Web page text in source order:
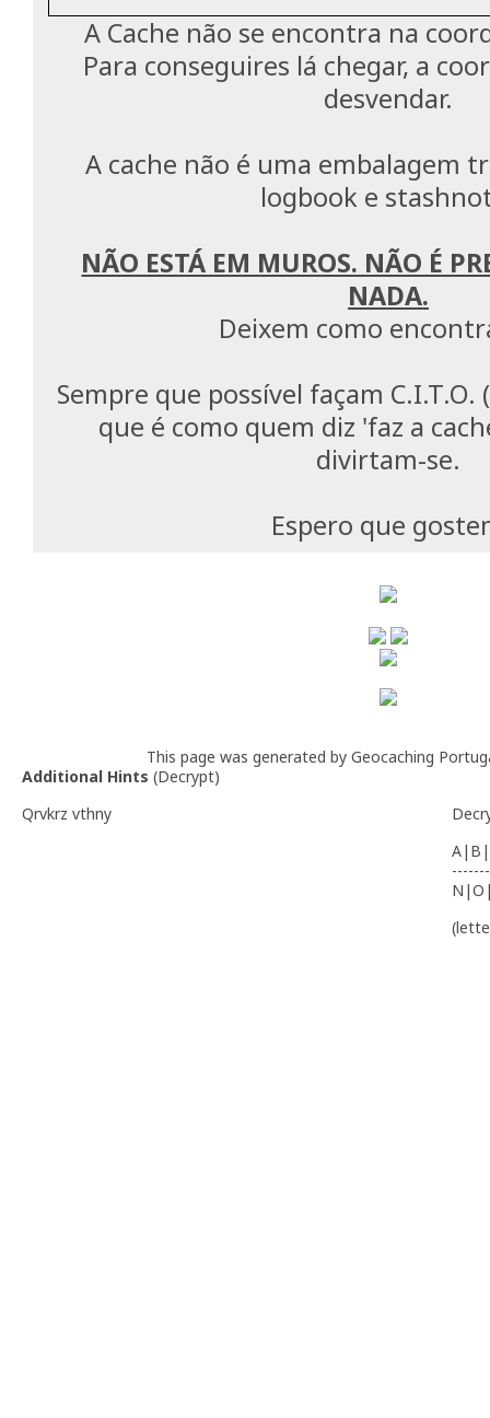
A Cache não se encontra na
Para conseguires lá chegar, a
desvendar.
A cache não é uma embalagem
logbook e
NÃO ESTÁ EM MUROS. NÃO É
NADA.
Deixem como
Sempre que possível façam
que é como quem diz 'faz a
divirtam-se.
Espero que
This page was generated by Geocaching
Additional Hints (Decrypt)
Qrvkrz vthny